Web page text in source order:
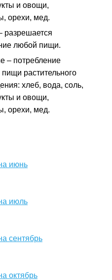
и овощи,
орехи, мед.
разрешается
любой пищи.
– потребление
растительного
хлеб, вода, соль,
и овощи,
орехи, мед.
июнь
июль
сентябрь
октябрь